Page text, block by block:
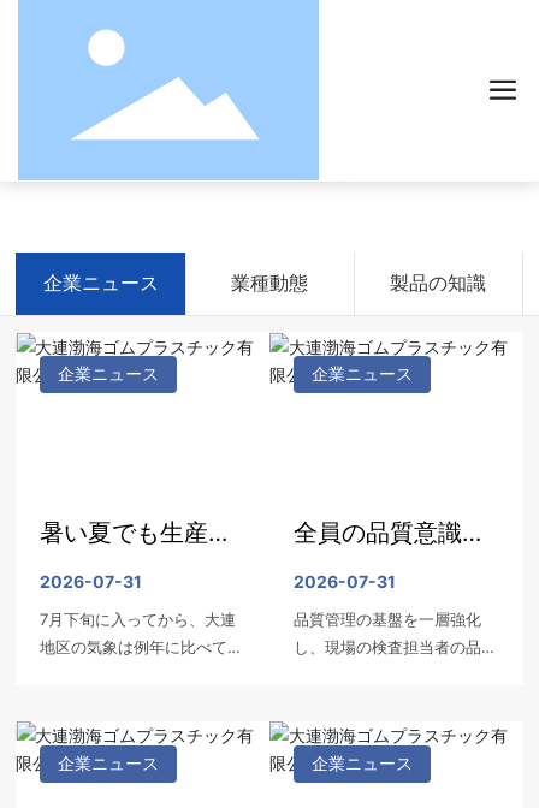
企業ニュース 業種動態 製品の知識
企業ニュース
暑い夏でも生産を
守る
2026-07-31
7月下旬に入ってから、大連
地区の気象は例年に比べて異
格的な酷暑期に入り、成形工
場内も非常に高温となってい
ます。正常な生産と出荷を確
企業ニュース
全員の品質意識を
強化し、製品品質
の防衛線を確固た
2026-07-31
品質管理の基盤を一層強化
し、現場の検査担当者の品質
ため、当社はこのほど、現場
の検査員を対象に品質に関す
る特別研修会を開催しまし
企業ニュース 企業ニュース